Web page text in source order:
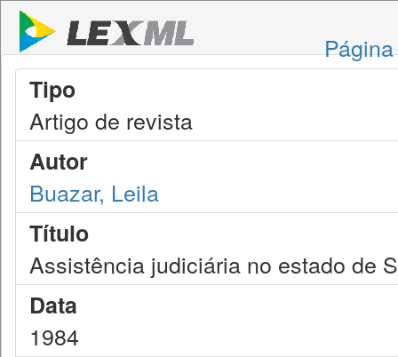
Tipo
Artigo de revista
Autor
Buazar, Leila
Título
Assistência judiciária no estado de
Data
1984